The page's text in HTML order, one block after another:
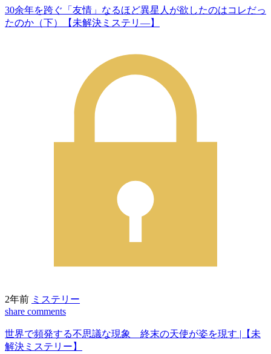
30余年を跨ぐ「友情」なるほど異星人が欲したのはコレだっ
たのか（下）【未解決ミステリ―】
2年前 ミステリー
share comments
世界で頻発する不思議な現象 終末の天使が姿を現す |【未
解決ミステリー】